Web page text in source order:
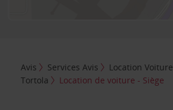
Avis Services Avis Location Voiture
Tortola
Location de voiture - Siège